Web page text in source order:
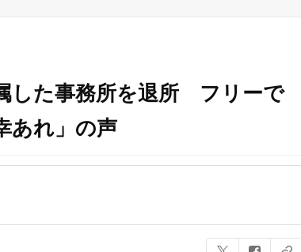
した事務所を退所 フリーで
あれ」の声